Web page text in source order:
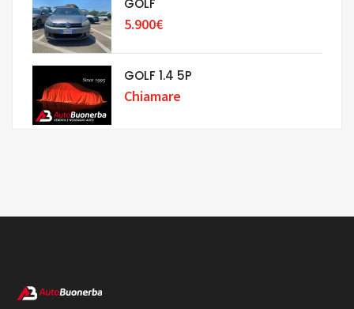
GOLF
5.900€
GOLF 1.4 5P
Chiamare